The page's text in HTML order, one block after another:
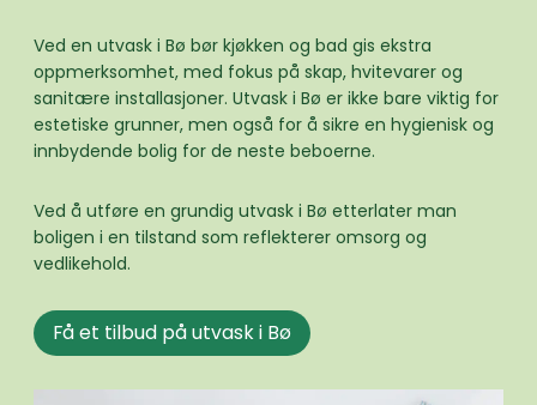
Ved en utvask i Bø bør kjøkken og bad gis ekstra
oppmerksomhet, med fokus på skap, hvitevarer og
sanitære installasjoner. Utvask i Bø er ikke bare viktig for
estetiske grunner, men også for å sikre en hygienisk og
innbydende bolig for de neste beboerne.
Ved å utføre en grundig utvask i Bø etterlater man
boligen i en tilstand som reflekterer omsorg og
vedlikehold.
Få et tilbud på utvask i Bø